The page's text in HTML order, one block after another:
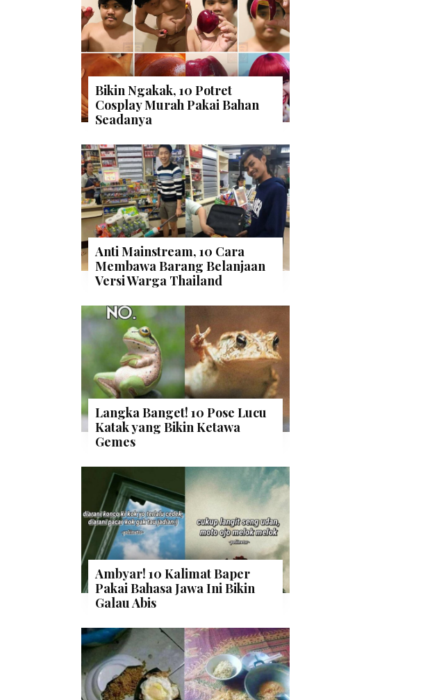
Bikin Ngakak, 10 Potret
Cosplay Murah Pakai Bahan
Seadanya
Anti Mainstream, 10 Cara
Membawa Barang Belanjaan
Versi Warga Thailand
Langka Banget! 10 Pose Lucu
Katak yang Bikin Ketawa
Gemes
Ambyar! 10 Kalimat Baper
Pakai Bahasa Jawa Ini Bikin
Galau Abis